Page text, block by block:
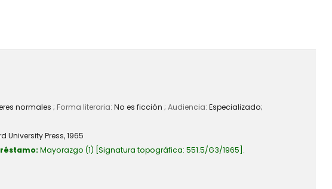
normales ; Forma literaria: No es ficción ; Audiencia: Especializado;
University Press,1965
Mayorazgo (1) Signatura topográfica: 551.5/G3/1965 .